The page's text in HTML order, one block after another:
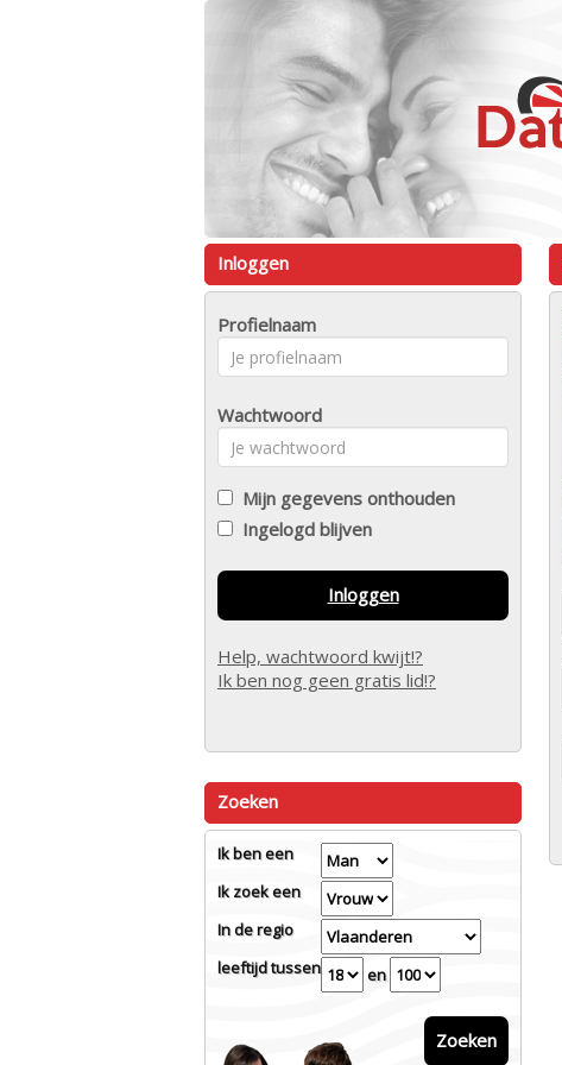
Inloggen
Profielnaam
Wachtwoord
Mijn gegevens onthouden
Ingelogd blijven
Inloggen
Help, wachtwoord kwijt!?
Ik ben nog geen gratis lid!?
Zoeken
Ik ben een
Ik zoek een
In de regio
leeftijd tussen
en
Zoeken